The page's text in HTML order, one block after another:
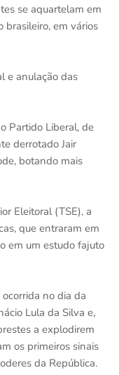
se aquartelam em
brasileiro, em vários
e anulação das
Partido Liberal, de
derrotado Jair
botando mais
Eleitoral (TSE), a
que entraram em
em um estudo fajuto
no dia da
Lula da Silva e,
a explodirem
os primeiros sinais
da República.